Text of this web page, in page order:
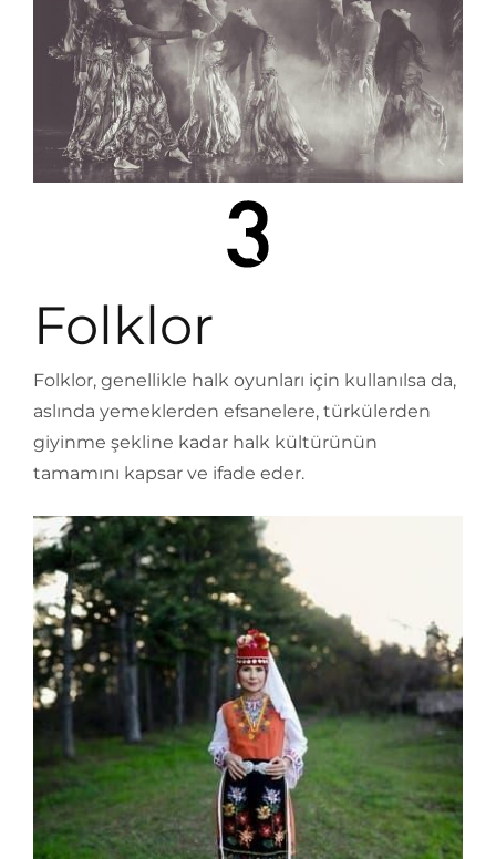
Folklor
Folklor, genellikle halk oyunları için kullanılsa da,
aslında yemeklerden efsanelere, türkülerden
giyinme şekline kadar halk kültürünün
tamamını kapsar ve ifade eder.